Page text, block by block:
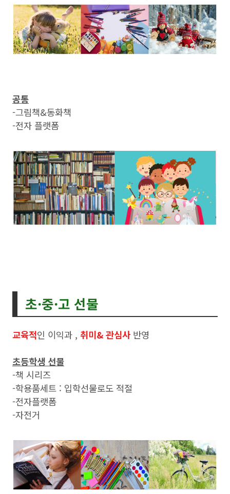
공통
-그림책&동화책
-전자 플랫폼
초·중·고 선물
교육적인 이익과 , 취미& 관심사 반영
초등학생 선물
-책 시리즈
-학용품세트 : 입학선물로도 적절
-전자플랫폼
-자전거